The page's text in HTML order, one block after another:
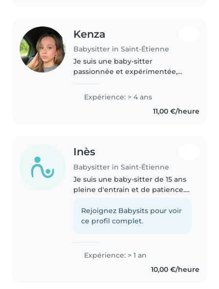
Kenza
Babysitter in Saint-Étienne
Je suis une baby-sitter
passionnée et expérimentée,
garde d'enfants. J'ai pris soin
d'enfants d'âges variés, des tout-
petits aux adolescents. Je suis
Expérience: > 4 ans
11,00 €/heure
Inès
Babysitter in Saint-Étienne
Je suis une baby-sitter de 15 ans
pleine d'entrain et de patience.
d'enfants d'âge préscolaire et
élémentaire, je suis en mesure
Rejoignez Babysits pour voir
ce profil complet.
Expérience: > 1 an
10,00 €/heure